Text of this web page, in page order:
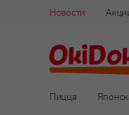
Новости
Пицца